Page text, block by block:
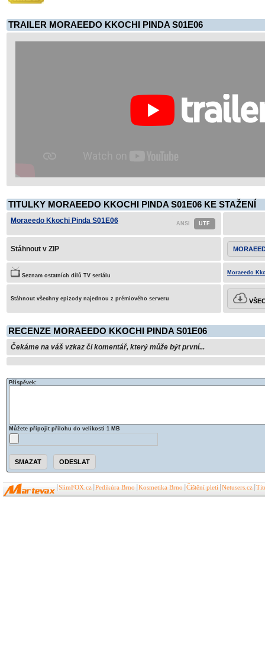
TRAILER MORAEEDO KKOCHI PINDA S01E06
TITULKY MORAEEDO KKOCHI PINDA S01E06 KE STAŽENÍ
Moraeedo Kkochi Pinda S01E06
Stáhnout v ZIP
Seznam ostatních dílů TV seriálu Moraeedo
Stáhnout všechny epizody najednou z prémiového serveru
RECENZE MORAEEDO KKOCHI PINDA S01E06
Čekáme na váš vzkaz či komentář, který může být první...
Příspěvek:
Můžete připojit přílohu do velikosti 1 MB
SlimFOX.cz Pedikúra Brno Kosmetika Brno Čištění pleti Netusers.cz